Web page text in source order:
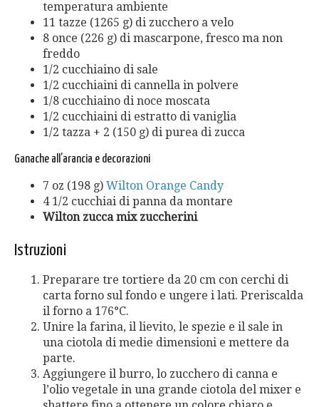
temperatura ambiente
11 tazze (1265 g) di zucchero a velo
8 once (226 g) di mascarpone, fresco ma non
freddo
1/2 cucchiaino di sale
1/2 cucchiaini di cannella in polvere
1/8 cucchiaino di noce moscata
1/2 cucchiaini di estratto di vaniglia
1/2 tazza + 2 (150 g) di purea di zucca
Ganache all’arancia e decorazioni
7 oz (198 g) Wilton Orange Candy
4 1/2 cucchiai di panna da montare
Wilton zucca mix zuccherini
Istruzioni
Preparare tre tortiere da 20 cm con cerchi di
carta forno sul fondo e ungere i lati. Preriscalda
il forno a 176°C.
Unire la farina, il lievito, le spezie e il sale in
una ciotola di medie dimensioni e mettere da
parte.
Aggiungere il burro, lo zucchero di canna e
l’olio vegetale in una grande ciotola del mixer e